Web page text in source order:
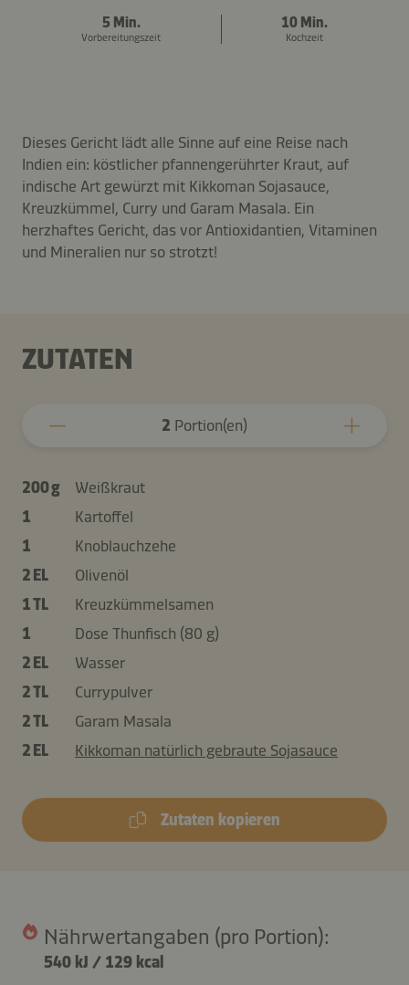
5 Min.
Vorbereitungszeit
10 Min.
Kochzeit
Dieses Gericht lädt alle Sinne auf eine Reise nach
Indien ein: köstlicher pfannengerührter Kraut, auf
indische Art gewürzt mit Kikkoman Sojasauce,
Kreuzkümmel, Curry und Garam Masala. Ein
herzhaftes Gericht, das vor Antioxidantien, Vitaminen
und Mineralien nur so strotzt!
ZUTATEN
2 Portion(en)
200 g
Weißkraut
1
Kartoffel
1
Knoblauchzehe
2 EL
Olivenöl
1 TL
Kreuzkümmelsamen
1
Dose Thunfisch (80 g)
2 EL
Wasser
2 TL
Currypulver
2 TL
Garam Masala
2 EL
Kikkoman natürlich gebraute Sojasauce
Zutaten kopieren
Nährwertangaben (pro Portion):
540 kJ / 129 kcal